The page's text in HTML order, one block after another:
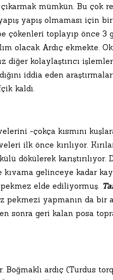
çıkarmak mümkün. Bu
yapış olmaması için
çökenleri toplayıp önce 3
olacak Ardıç ekmekte.
diğer kolaylaştırıcı
iddia eden
kaldı.
-çokça kısmını
ilk önce kırılıyor.
dökülerek karıştırılıyor.
gelinceye kadar
elde ediliyormuş.
pekmezi yapmanın da bir
sonra geri kalan posa
Boğmaklı ardıç (Turdus